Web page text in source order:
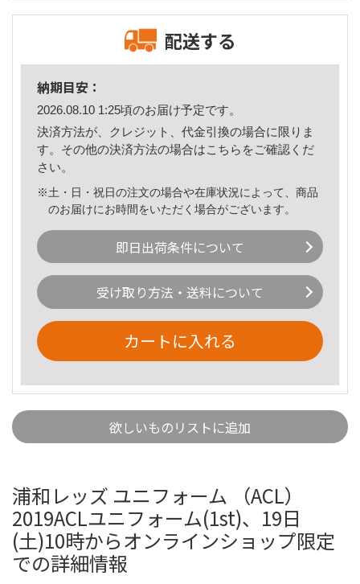
配送する
納期目安：
2026.08.10 1:25頃のお届け予定です。
決済方法が、クレジット、代金引換の場合に限りま
す。その他の決済方法の場合はこちら をご確認くだ
さい。
※土・日・祝日の注文の場合や在庫状況によって、商品
のお届けにお時間をいただく場合がございます。
即日出荷条件について
受け取り方法・送料について
カートに入れる
欲しいものリストに追加
浦和レッズ ユニフォーム （ACL）
2019ACLユニフォーム(1st)、19日
(土)10時からオンラインショップ限定
での詳細情報